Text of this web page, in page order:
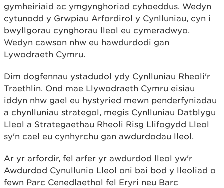
gymheiriaid ac ymgynghoriad cyhoeddus. Wedyn
cytunodd y Grwpiau Arfordirol y Cynlluniau, cyn i
bwyllgorau cynghorau lleol eu cymeradwyo.
Wedyn cawson nhw eu hawdurdodi gan
Lywodraeth Cymru.
Dim dogfennau ystadudol ydy Cynlluniau Rheoli'r
Traethlin. Ond mae Llywodraeth Cymru eisiau
iddyn nhw gael eu hystyried mewn penderfyniadau
a chynlluniau strategol, megis Cynlluniau Datblygu
Lleol a Strategaethau Rheoli Risg Llifogydd Lleol
sy'n cael eu cynhyrchu gan awdurdodau lleol.
Ar yr arfordir, fel arfer yr awdurdod lleol yw'r
Awdurdod Cynullunio Lleol oni bai bod y lleoliad o
fewn Parc Cenedlaethol fel Eryri neu Barc